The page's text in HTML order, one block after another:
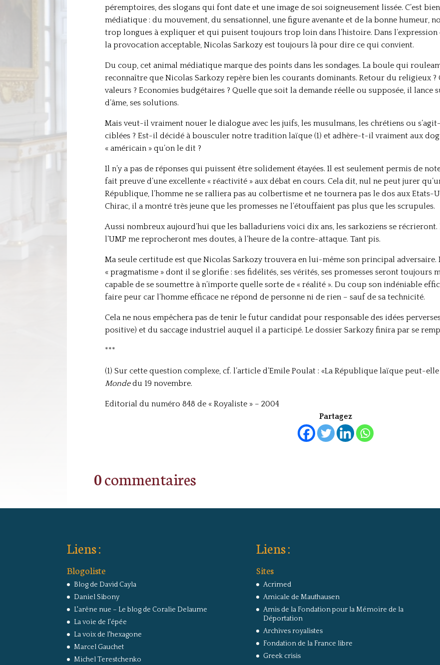
péremptoires, des slogans qui font date et une image de soi soigneusement lissée. C’est
médiatique : du mouvement, du sensationnel, une figure avenante et de la bonne humeur,
trop longues à expliquer et qui puisent toujours trop loin dans l’histoire. Dans l’expression
la provocation acceptable, Nicolas Sarkozy est toujours là pour dire ce qui convient.
Du coup, cet animal médiatique marque des points dans les sondages. La boule qui
reconnaître que Nicolas Sarkozy repère bien les courants dominants. Retour du religieux ?
valeurs ? Economies budgétaires ? Quelle que soit la demande réelle ou supposée, il lance
d’âme, ses solutions.
Mais veut-il vraiment nouer le dialogue avec les juifs, les musulmans, les chrétiens ou
ciblées ? Est-il décidé à bousculer notre tradition laïque (1) et adhère-t-il vraiment aux
« américain » qu’on le dit ?
Il n’y a pas de réponses qui puissent être solidement étayées. Il est seulement permis de
fait preuve d’une excellente « réactivité » aux débat en cours. Cela dit, nul ne peut jurer
République, l’homme ne se ralliera pas au colbertisme et ne tournera pas le dos aux Etats-
Chirac, il a montré très jeune que les promesses ne l’étouffaient pas plus que les scrupules.
Aussi nombreux aujourd’hui que les balladuriens voici dix ans, les sarkoziens se
l’UMP me reprocheront mes doutes, à l’heure de la contre-attaque. Tant pis.
Ma seule certitude est que Nicolas Sarkozy trouvera en lui-même son principal adversaire.
« pragmatisme » dont il se glorifie : ses fidélités, ses vérités, ses promesses seront toujours
capable de se soumettre à n’importe quelle sorte de « réalité ». Du coup son indéniable
faire peur car l’homme efficace ne répond de personne ni de rien – sauf de sa technicité.
Cela ne nous empêchera pas de tenir le futur candidat pour responsable des idées
positive) et du saccage industriel auquel il a participé. Le dossier Sarkozy finira par se
***
(1) Sur cette question complexe, cf. l’article d’Emile Poulat : «La République laïque peut-
Mondedu 19 novembre.
Editorial du numéro 848 de « Royaliste » – 2004
Partagez
0 commentaires
Liens :
Blogoliste
Blog de David Cayla
Daniel Sibony
L'arêne nue – Le blog de Coralie Delaume
La voie de l'épée
La voix de l'hexagone
Marcel Gauchet
Michel Terestchenko
Liens :
Sites
Acrimed
Amicale de Mauthausen
Amis de la Fondation pour la Mémoire de la
Déportation
Archives royalistes
Fondation de la France libre
Greek crisis